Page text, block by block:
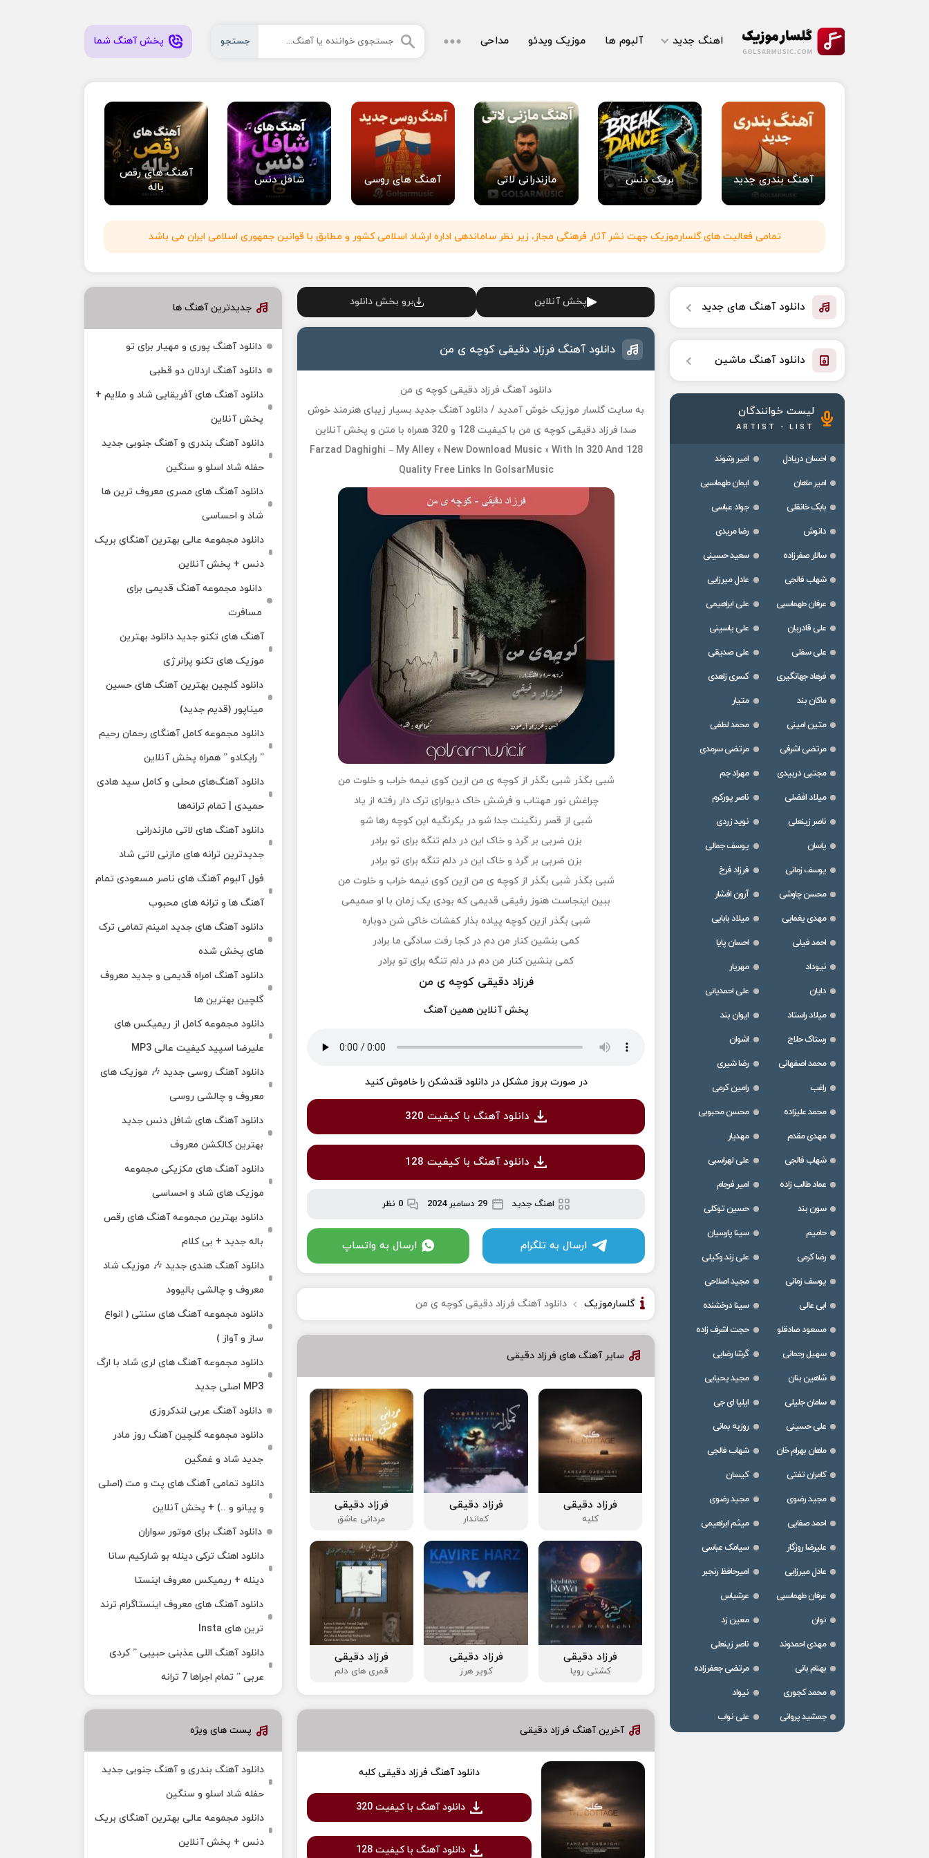
اهنگ جدید آلبوم ها موزیک ویدئو مداحی جستجو پخش آهنگ شما
آهنگ بندری جدید بریک دنس مازندرانی لاتی آهنگ های روسی شافل دنس
آهنگ های رقص
باله
تمامی فعالیت های گلسارموزیک جهت نشر آثار فرهنگی مجاز، زیر نظر ساماندهی اداره ارشاد اسلامی کشور و مطابق با قوانین جمهوری اسلامی ایران می باشد
پخش آنلاین برو بخش دانلود
دانلود آهنگ فرزاد دقیقی کوچه ی من
دانلود آهنگ فرزاد دقیقی کوچه ی من
به سایت گلسار موزیک خوش آمدید / دانلود آهنگ جدید بسیار زیبای هنرمند خوش
صدا فرزاد دقیقی کوچه ی من با کیفیت 128 و 320 همراه با متن و پخش آنلاین
Farzad Daghighi – My Alley » New Download Music » With In 320 And 128
Quality Free Links In GolsarMusic
شبی بگذر شبی بگذر از کوچه ی من ازین کوی نیمه خراب و خلوت من
چراغش نور مهتاب و فرشش خاک دیوارای ترک دار رفته از یاد
شبی از قصر رنگینت جدا شو در یکرنگیه این کوچه رها شو
بزن ضربی بر گرد و خاک این در دلم تنگه برای تو برادر
بزن ضربی بر گرد و خاک این در دلم تنگه برای تو برادر
شبی بگذر شبی بگذر از کوچه ی من ازین کوی نیمه خراب و خلوت من
ببین اینجاست هنوز رفیقی قدیمی که بودی یک زمان با او صمیمی
شبی بگذر ازین کوچه پیاده بذار کفشات خاکی شن دوباره
کمی بنشین کنار من دم در کجا رفت سادگی ما برادر
کمی بنشین کنار من دم در دلم تنگه برای تو برادر
فرزاد دقیقی کوچه ی من
پخش آنلاین همین آهنگ
در صورت بروز مشکل در دانلود قندشکن را خاموش کنید
دانلود آهنگ با کیفیت 320
دانلود آهنگ با کیفیت 128
اهنگ جدید 29 دسامبر 2024 0 نظر
ارسال به تلگرام ارسال به واتساپ
گلسارموزیک دانلود آهنگ فرزاد دقیقی کوچه ی من
سایر آهنگ های فرزاد دقیقی
فرزاد دقیقی
کلبه
فرزاد دقیقی
کماندار
فرزاد دقیقی
مردانی عاشق
فرزاد دقیقی
کشتی رویا
فرزاد دقیقی
کویر هرز
فرزاد دقیقی
قمری های دلم
آخرین آهنگ فرزاد دقیقی
دانلود آهنگ فرزاد دقیقی کلبه
دانلود آهنگ با کیفیت 320
دانلود آهنگ با کیفیت 128
دانلود آهنگ های جدید
دانلود آهنگ ماشین
لیست خوانندگان
ARTIST - LIST
احسان دریادل
امیر رشوند
امیر ماهان
ایمان طهماسبی
بابک خانقلی
جواد عباسی
دانوش
رضا مریدی
سالار صفرزاده
سعید حسینی
شهاب فالجی
عادل میرزایی
عرفان طهماسبی
علی ابراهیمی
علی قادریان
علی یاسینی
علی سفلی
علی صدیقی
فرهاد جهانگیری
کسری زاهدی
ماکان بند
متیار
متین امینی
محمد لطفی
مرتضی اشرفی
مرتضی سرمدی
مجتبی دربیدی
مهراد جم
میلاد افضلی
ناصر پورکرم
ناصر زینعلی
نوید زردی
یاسان
یوسف جمالی
یوسف زمانی
فرزاد فرخ
محسن چاوشی
آرون افشار
مهدی یغمایی
میلاد بابایی
احمد فیلی
احسان پایا
نیوداد
مهریار
دایان
علی احمدیانی
میلاد راستاد
ایوان بند
رستاک حلاج
اشوان
محمد اصفهانی
رضا شیری
راغب
رامین کرمی
محمد علیزاده
محسن محبوبی
مهدی مقدم
مهدیار
شهاب فالجی
علی لهراسبی
عماد طالب زاده
امیر فرجام
سون بند
حسین توکلی
حامیم
سینا پارسیان
رضا کرمی
علی زند وکیلی
یوسف زمانی
مجید اصلاحی
ابی عالی
سینا درخشنده
مسعود صادقلو
حجت اشرف زاده
سهیل رحمانی
گرشا رضایی
شاهین بنان
مجید یحیایی
سامان جلیلی
ایلیا ای جی
علی حسینی
روزبه بمانی
ماهان بهرام خان
شهاب فالجی
کامران تفتی
کیسان
مجید رضوی
مجید رضوی
احمد صفایی
میثم ابراهیمی
علیرضا روزگار
سیامک عباسی
عادل میرزایی
امیرحافظ رنجبر
عرفان طهماسبی
عرشیاس
نوان
معین زد
مهدی احمدوند
ناصر زینعلی
بهنام بانی
مرتضی جعفرزاده
محمد کجوری
نیواد
جمشید پروانی
علی نواب
جدیدترین آهنگ ها
دانلود آهنگ پوری و مهیار برای تو
دانلود آهنگ اردلان دو قطبی
دانلود آهنگ های آفریقایی شاد و ملایم +
پخش آنلاین
دانلود آهنگ بندری و آهنگ جنوبی جدید
حفله شاد اسلو و سنگین
دانلود آهنگ های مصری معروف ترین ها
شاد و احساسی
دانلود مجموعه عالی بهترین آهنگای بریک
دنس + پخش آنلاین
دانلود مجموعه آهنگ قدیمی برای
مسافرت
آهنگ های تکنو جدید دانلود بهترین
موزیک های تکنو پرانرژی
دانلود گلچین بهترین آهنگ های حسین
میناپور (قدیم جدید)
دانلود مجموعه کامل آهنگای رحمان رحیم
” رایکادو ” همراه پخش آنلاین
دانلود آهنگ‌های محلی و کامل سید هادی
حمیدی | تمام ترانه‌ها
دانلود آهنگ‌ های لاتی مازندرانی
جدیدترین ترانه های مازنی لاتی شاد
فول آلبوم آهنگ‌ های ناصر مسعودی تمام
آهنگ‌ ها و ترانه‌ های محبوب
دانلود آهنگ های جدید امینم تمامی ترک
های پخش شده
دانلود آهنگ امراه قدیمی و جدید معروف
گلچین بهترین ها
دانلود مجموعه کامل از ریمیکس های
علیرضا اسپید کیفیت عالی MP3
دانلود آهنگ روسی جدید 🎶 موزیک‌ های
معروف و چالشی روسی
دانلود آهنگ های شافل دنس جدید
بهترین کالکشن معروف
دانلود آهنگ‌ های مکزیکی مجموعه
موزیک‌ های شاد و احساسی
دانلود بهترین مجموعه آهنگ های رقص
باله جدید + بی کلام
دانلود آهنگ هندی جدید 🎶 موزیک شاد
معروف و چالشی بالیوود
دانلود مجموعه آهنگ های سنتی ( انواع
ساز و آواز )
دانلود مجموعه آهنگ های لری شاد با ارگ
MP3 اصلی جدید
دانلود آهنگ عربی لندکروزی
دانلود مجموعه گلچین آهنگ روز مادر
جدید شاد و غمگین
دانلود تمامی آهنگ های پت و مت (اصلی
و پیانو و ..) + پخش آنلاین
دانلود آهنگ برای موتور سواران
دانلود اهنگ ترکی دینله بو شارکیم سانا
دینله + ریمیکس معروف اینستا
دانلود آهنگ‌ های معروف اینستاگرام ترند
ترین های Insta
دانلود آهنگ اللی عذبنی حبیبی ” کردی
عربی ” تمام اجراها 7 ترانه
پست های ویژه
دانلود آهنگ بندری و آهنگ جنوبی جدید
حفله شاد اسلو و سنگین
دانلود مجموعه عالی بهترین آهنگای بریک
دنس + پخش آنلاین